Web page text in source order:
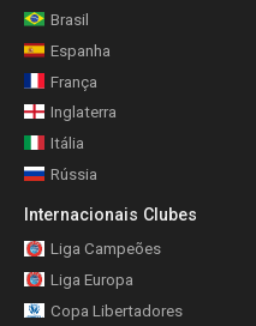
Brasil
Espanha
França
Inglaterra
Itália
Rússia
Internacionais Clubes
Liga Campeões
Liga Europa
Copa Libertadores